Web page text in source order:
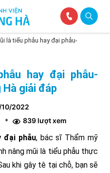
là tiểu phẫu hay đại phẫu-
hay đại phẫu-
Hà giải đáp
2022
* 839 lượt xem
đại phẫu, bác sĩ Thẩm mỹ
nâng mũi là tiểu phẫu thực
khi gây tê tại chỗ, bạn sẽ